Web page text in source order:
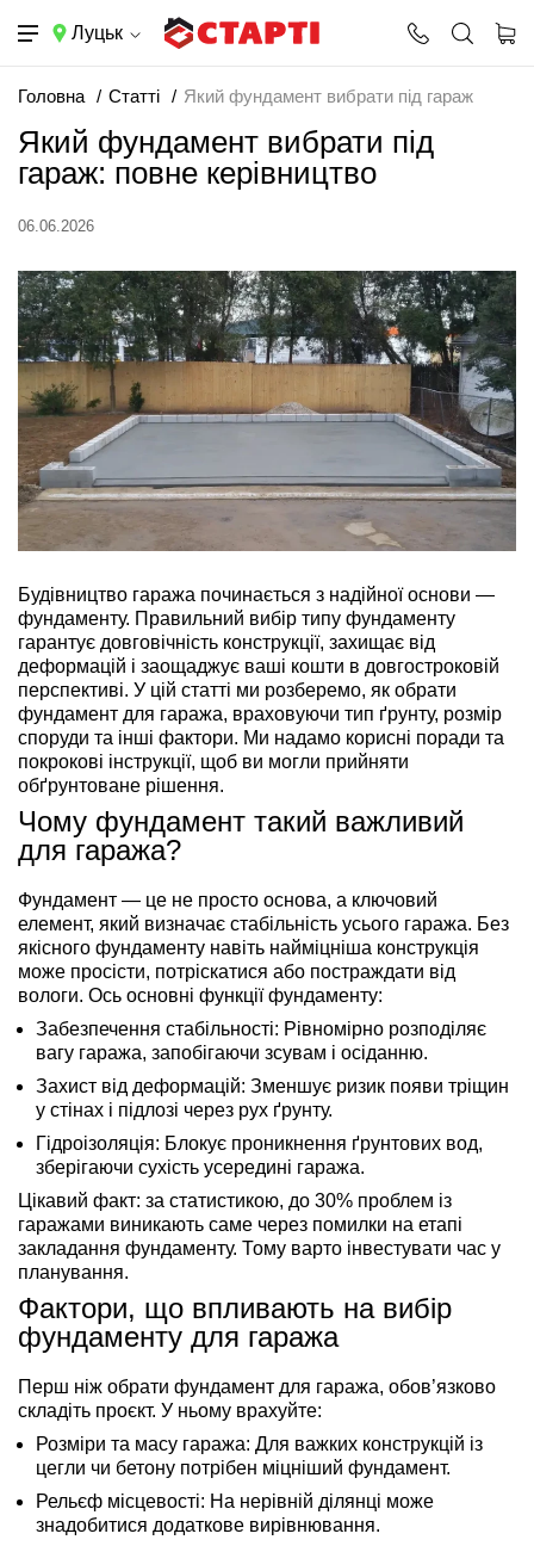
Луцьк
Головна Статті Який фундамент вибрати під гараж
Який фундамент вибрати під
гараж: повне керівництво
06.06.2026
Будівництво гаража починається з надійної основи —
фундаменту. Правильний вибір типу фундаменту
гарантує довговічність конструкції, захищає від
деформацій і заощаджує ваші кошти в довгостроковій
перспективі. У цій статті ми розберемо, як обрати
фундамент для гаража, враховуючи тип ґрунту, розмір
споруди та інші фактори. Ми надамо корисні поради та
покрокові інструкції, щоб ви могли прийняти
обґрунтоване рішення.
Чому фундамент такий важливий
для гаража?
Фундамент — це не просто основа, а ключовий
елемент, який визначає стабільність усього гаража. Без
якісного фундаменту навіть найміцніша конструкція
може просісти, потріскатися або постраждати від
вологи. Ось основні функції фундаменту:
Забезпечення стабільності: Рівномірно розподіляє
вагу гаража, запобігаючи зсувам і осіданню.
Захист від деформацій: Зменшує ризик появи тріщин
у стінах і підлозі через рух ґрунту.
Гідроізоляція: Блокує проникнення ґрунтових вод,
зберігаючи сухість усередині гаража.
Цікавий факт: за статистикою, до 30% проблем із
гаражами виникають саме через помилки на етапі
закладання фундаменту. Тому варто інвестувати час у
планування.
Фактори, що впливають на вибір
фундаменту для гаража
Перш ніж обрати фундамент для гаража, обов’язково
складіть проєкт. У ньому врахуйте:
Розміри та масу гаража: Для важких конструкцій із
цегли чи бетону потрібен міцніший фундамент.
Рельєф місцевості: На нерівній ділянці може
знадобитися додаткове вирівнювання.